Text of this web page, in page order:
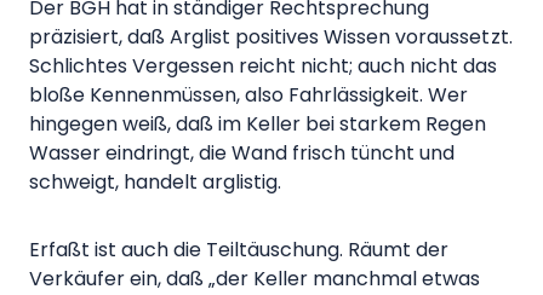
Der BGH hat in ständiger Rechtsprechung
präzisiert, daß Arglist positives Wissen voraussetzt.
Schlichtes Vergessen reicht nicht; auch nicht das
bloße Kennenmüssen, also Fahrlässigkeit. Wer
hingegen weiß, daß im Keller bei starkem Regen
Wasser eindringt, die Wand frisch tüncht und
schweigt, handelt arglistig.
Erfaßt ist auch die Teiltäuschung. Räumt der
Verkäufer ein, daß „der Keller manchmal etwas